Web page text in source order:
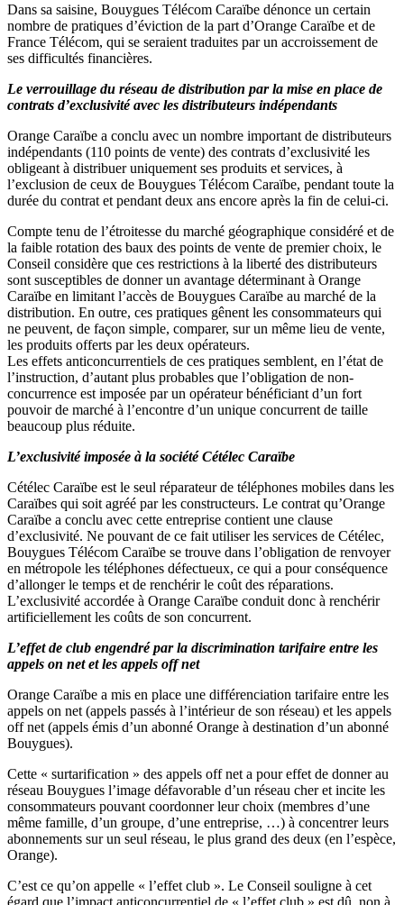
Dans sa saisine, Bouygues Télécom Caraïbe dénonce un certain
nombre de pratiques d’éviction de la part d’Orange Caraïbe et de
France Télécom, qui se seraient traduites par un accroissement de
ses difficultés financières.
Le verrouillage du réseau de distribution par la mise en place de
contrats d’exclusivité avec les distributeurs indépendants
Orange Caraïbe a conclu avec un nombre important de distributeurs
indépendants (110 points de vente) des contrats d’exclusivité les
obligeant à distribuer uniquement ses produits et services, à
l’exclusion de ceux de Bouygues Télécom Caraïbe, pendant toute la
durée du contrat et pendant deux ans encore après la fin de celui-ci.
Compte tenu de l’étroitesse du marché géographique considéré et de
la faible rotation des baux des points de vente de premier choix, le
Conseil considère que ces restrictions à la liberté des distributeurs
sont susceptibles de donner un avantage déterminant à Orange
Caraïbe en limitant l’accès de Bouygues Caraïbe au marché de la
distribution. En outre, ces pratiques gênent les consommateurs qui
ne peuvent, de façon simple, comparer, sur un même lieu de vente,
les produits offerts par les deux opérateurs.
Les effets anticoncurrentiels de ces pratiques semblent, en l’état de
l’instruction, d’autant plus probables que l’obligation de non-
concurrence est imposée par un opérateur bénéficiant d’un fort
pouvoir de marché à l’encontre d’un unique concurrent de taille
beaucoup plus réduite.
L’exclusivité imposée à la société Cétélec Caraïbe
Cétélec Caraïbe est le seul réparateur de téléphones mobiles dans les
Caraïbes qui soit agréé par les constructeurs. Le contrat qu’Orange
Caraïbe a conclu avec cette entreprise contient une clause
d’exclusivité. Ne pouvant de ce fait utiliser les services de Cétélec,
Bouygues Télécom Caraïbe se trouve dans l’obligation de renvoyer
en métropole les téléphones défectueux, ce qui a pour conséquence
d’allonger le temps et de renchérir le coût des réparations.
L’exclusivité accordée à Orange Caraïbe conduit donc à renchérir
artificiellement les coûts de son concurrent.
L’effet de club engendré par la discrimination tarifaire entre les
appels on net et les appels off net
Orange Caraïbe a mis en place une différenciation tarifaire entre les
appels on net (appels passés à l’intérieur de son réseau) et les appels
off net (appels émis d’un abonné Orange à destination d’un abonné
Bouygues).
Cette « surtarification » des appels off net a pour effet de donner au
réseau Bouygues l’image défavorable d’un réseau cher et incite les
consommateurs pouvant coordonner leur choix (membres d’une
même famille, d’un groupe, d’une entreprise, …) à concentrer leurs
abonnements sur un seul réseau, le plus grand des deux (en l’espèce,
Orange).
C’est ce qu’on appelle « l’effet club ». Le Conseil souligne à cet
égard que l’impact anticoncurrentiel de « l’effet club » est dû, non à